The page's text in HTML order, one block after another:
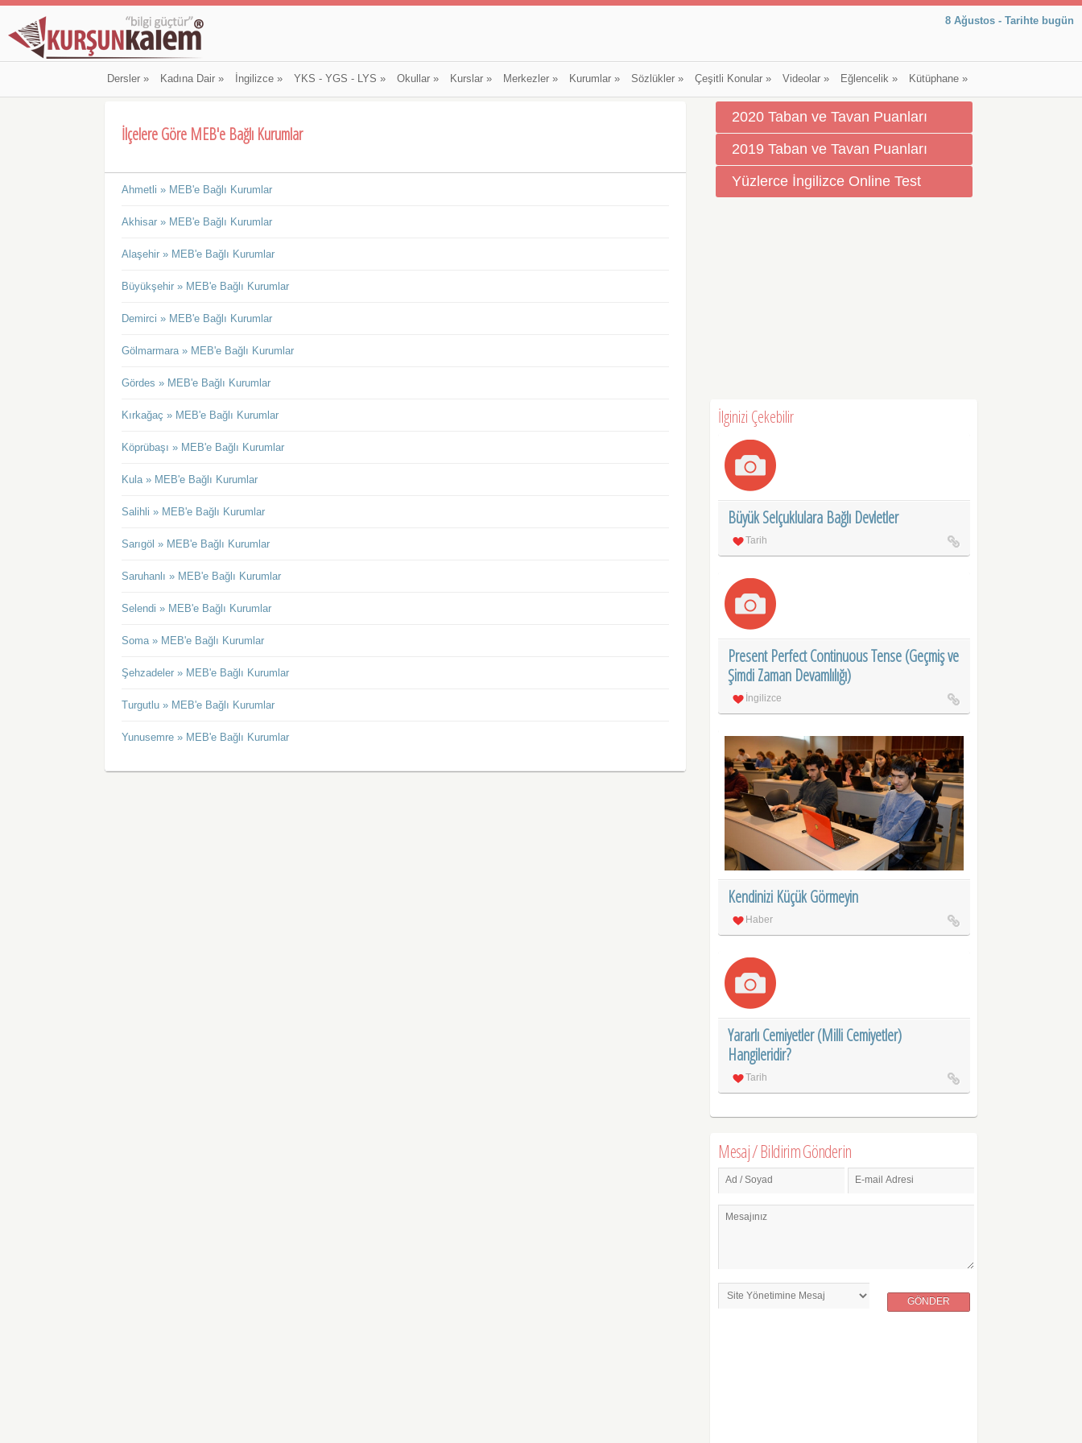
8 Ağustos - Tarihte bugün
Dersler» Kadına Dair» İngilizce» YKS - YGS - LYS » Okullar» Kurslar» Merkezler» Kurumlar» Sözlükler» Çeşitli Konular» Videolar» Eğlencelik» Kütüphane»
İlçelere Göre MEB'e Bağlı Kurumlar
Ahmetli » MEB'e Bağlı Kurumlar
Akhisar » MEB'e Bağlı Kurumlar
Alaşehir » MEB'e Bağlı Kurumlar
Büyükşehir » MEB'e Bağlı Kurumlar
Demirci » MEB'e Bağlı Kurumlar
Gölmarmara » MEB'e Bağlı Kurumlar
Gördes » MEB'e Bağlı Kurumlar
Kırkağaç » MEB'e Bağlı Kurumlar
Köprübaşı » MEB'e Bağlı Kurumlar
Kula » MEB'e Bağlı Kurumlar
Salihli » MEB'e Bağlı Kurumlar
Sarıgöl » MEB'e Bağlı Kurumlar
Saruhanlı » MEB'e Bağlı Kurumlar
Selendi » MEB'e Bağlı Kurumlar
Soma » MEB'e Bağlı Kurumlar
Şehzadeler » MEB'e Bağlı Kurumlar
Turgutlu » MEB'e Bağlı Kurumlar
Yunusemre » MEB'e Bağlı Kurumlar
2020 Taban ve Tavan Puanları
2019 Taban ve Tavan Puanları
Yüzlerce İngilizce Online Test
İlginizi Çekebilir
Büyük Selçuklulara Bağlı Devletler
Tarih
Present Perfect Continuous Tense (Geçmiş ve
Şimdi Zaman Devamlılığı)
İngilizce
Kendinizi Küçük Görmeyin
Haber
Yararlı Cemiyetler (Milli Cemiyetler)
Hangileridir?
Tarih
Mesaj / Bildirim Gönderin
Ad / Soyad E-mail Adresi
Mesajınız
GÖNDER